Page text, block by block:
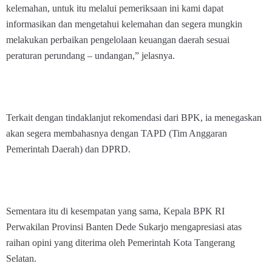
kelemahan, untuk itu melalui pemeriksaan ini kami dapat
informasikan dan mengetahui kelemahan dan segera mungkin
melakukan perbaikan pengelolaan keuangan daerah sesuai
peraturan perundang – undangan,” jelasnya.
Terkait dengan tindaklanjut rekomendasi dari BPK, ia menegaskan
akan segera membahasnya dengan TAPD (Tim Anggaran
Pemerintah Daerah) dan DPRD.
Sementara itu di kesempatan yang sama, Kepala BPK RI
Perwakilan Provinsi Banten Dede Sukarjo mengapresiasi atas
raihan opini yang diterima oleh Pemerintah Kota Tangerang
Selatan.